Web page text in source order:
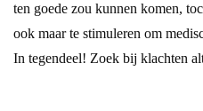
ten goede zou kunnen komen,
ook maar te stimuleren om
In tegendeel! Zoek bij klachten